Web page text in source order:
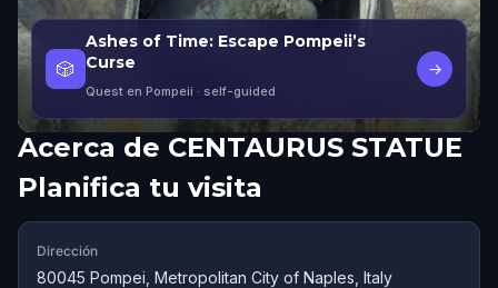
🎲
Ashes of Time: Escape Pompeii’s
Curse
Quest en Pompeii · self-guided
→
Acerca de CENTAURUS STATUE
Planifica tu visita
Dirección
80045 Pompei, Metropolitan City of Naples, Italy